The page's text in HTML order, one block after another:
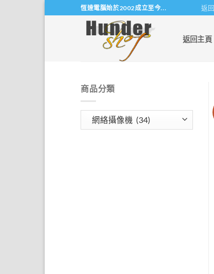
to
恆達電腦始於2002成立至今... 返
返回主頁
商品分類